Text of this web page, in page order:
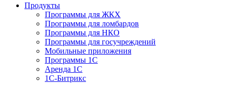
Продукты
Программы для ЖКХ
Программы для ломбардов
Программы для НКО
Программы для госучреждений
Мобильные приложения
Программы 1С
Аренда 1С
1С-Битрикс